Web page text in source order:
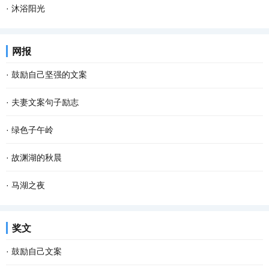
· 沐浴阳光
网报
· 鼓励自己坚强的文案
· 夫妻文案句子励志
· 绿色子午岭
· 故渊湖的秋晨
· 马湖之夜
奖文
· 鼓励自己文案